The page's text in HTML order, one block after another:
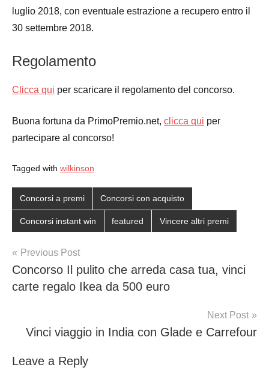
luglio 2018, con eventuale estrazione a recupero entro il
30 settembre 2018.
Regolamento
Clicca qui per scaricare il regolamento del concorso.
Buona fortuna da PrimoPremio.net, clicca qui per
partecipare al concorso!
Tagged with wilkinson
Concorsi a premi Concorsi con acquisto
Concorsi instant win featured Vincere altri premi
Post
navigation
Previous Post
Concorso Il pulito che arreda casa tua, vinci
carte regalo Ikea da 500 euro
Next Post
Vinci viaggio in India con Glade e Carrefour
Leave a Reply